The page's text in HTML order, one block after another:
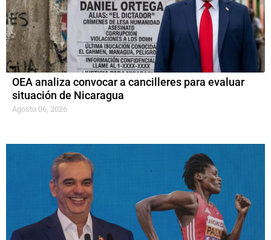
OEA analiza convocar a cancilleres para evaluar
situación de Nicaragua
Agosto 06, 2026